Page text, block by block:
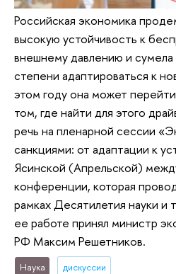
Российская экономика
высокую устойчивость к
внешнему давлению и сумела
степени адаптироваться к
этом году она может
том, где найти для этого
речь на пленарной сессии
санкциями: от адаптации к
Ясинской (Апрельской)
конференции, которая
рамках Десятилетия науки и
ее работе принял министр
РФ Максим Решетников.
Наука дискуссии